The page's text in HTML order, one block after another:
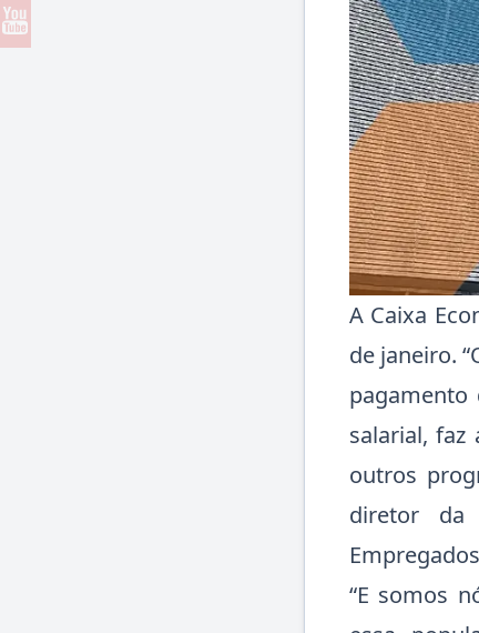
A Caixa
de janeiro.
pagamento
salarial, faz
outros
diretor da
“E somos